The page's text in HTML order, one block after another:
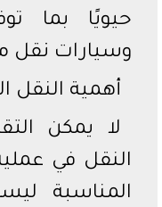
حيويًا بما
وسيارات
أهمية النقل
لا يمكن
النقل في
المناسبة